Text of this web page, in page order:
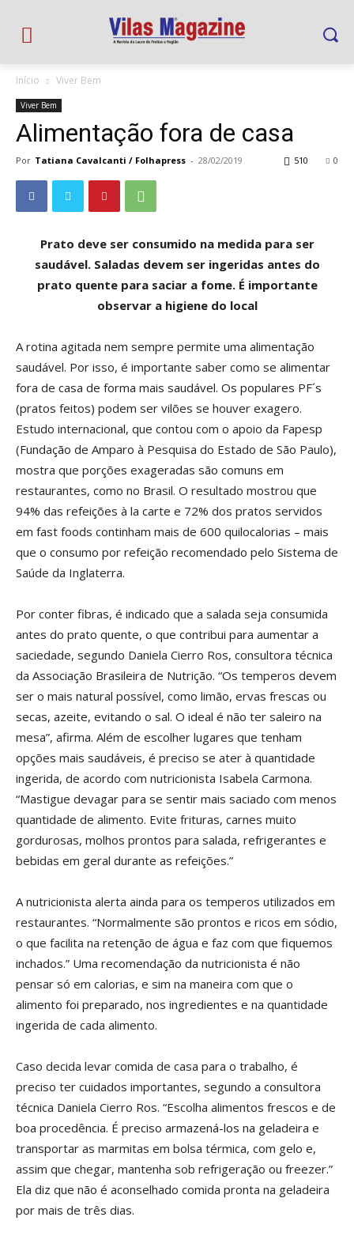
Início Viver Bem
Viver Bem
Alimentação fora de casa
Por Tatiana Cavalcanti / Folhapress - 28/02/2019 0
510
Prato deve ser consumido na medida para ser
saudável. Saladas devem ser ingeridas antes do
prato quente para saciar a fome. É importante
observar a higiene do local
A rotina agitada nem sempre permite uma alimentação
saudável. Por isso, é importante saber como se alimentar
fora de casa de forma mais saudável. Os populares PF´s
(pratos feitos) podem ser vilões se houver exagero.
Estudo internacional, que contou com o apoio da Fapesp
(Fundação de Amparo à Pesquisa do Estado de São Paulo),
mostra que porções exageradas são comuns em
restaurantes, como no Brasil. O resultado mostrou que
94% das refeições à la carte e 72% dos pratos servidos
em fast foods continham mais de 600 quilocalorias – mais
que o consumo por refeição recomendado pelo Sistema de
Saúde da Inglaterra.
Por conter fibras, é indicado que a salada seja consumida
antes do prato quente, o que contribui para aumentar a
saciedade, segundo Daniela Cierro Ros, consultora técnica
da Associação Brasileira de Nutrição. “Os temperos devem
ser o mais natural possível, como limão, ervas frescas ou
secas, azeite, evitando o sal. O ideal é não ter saleiro na
mesa”, afirma. Além de escolher lugares que tenham
opções mais saudáveis, é preciso se ater à quantidade
ingerida, de acordo com nutricionista Isabela Carmona.
“Mastigue devagar para se sentir mais saciado com menos
quantidade de alimento. Evite frituras, carnes muito
gordurosas, molhos prontos para salada, refrigerantes e
bebidas em geral durante as refeições.”
A nutricionista alerta ainda para os temperos utilizados em
restaurantes. “Normalmente são prontos e ricos em sódio,
o que facilita na retenção de água e faz com que fiquemos
inchados.” Uma recomendação da nutricionista é não
pensar só em calorias, e sim na maneira com que o
alimento foi preparado, nos ingredientes e na quantidade
ingerida de cada alimento.
Caso decida levar comida de casa para o trabalho, é
preciso ter cuidados importantes, segundo a consultora
técnica Daniela Cierro Ros. “Escolha alimentos frescos e de
boa procedência. É preciso armazená-los na geladeira e
transportar as marmitas em bolsa térmica, com gelo e,
assim que chegar, mantenha sob refrigeração ou freezer.”
Ela diz que não é aconselhado comida pronta na geladeira
por mais de três dias.